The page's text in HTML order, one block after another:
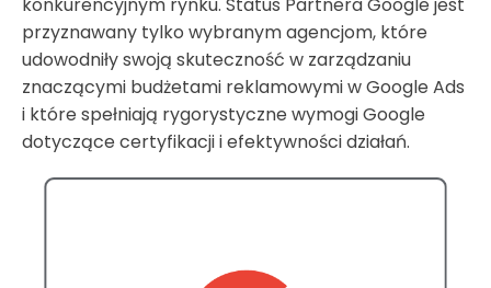
przyznawany tylko wybranym agencjom, które
udowodniły swoją skuteczność w zarządzaniu
znaczącymi budżetami reklamowymi w Google Ads
i które spełniają rygorystyczne wymogi Google
dotyczące certyfikacji i efektywności działań.